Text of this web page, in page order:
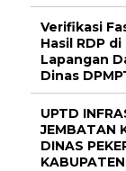
Verifikasi
Hasil RDP
Lapangan
Dinas
UPTD
JEMBATAN
DINAS